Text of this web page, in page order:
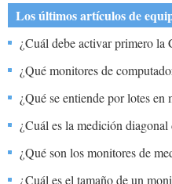
Los últimos artículos de
¿Cuál debe activar primero la
¿Qué monitores de
¿Qué se entiende por lotes en
¿Cuál es la medición
proporcionada por una
¿Qué son los monitores de
¿Cuál es el tamaño de un